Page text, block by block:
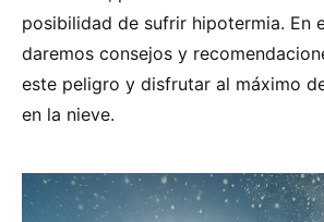
posibilidad de sufrir hipotermia. En
daremos consejos y
este peligro y disfrutar al máximo
en la nieve.